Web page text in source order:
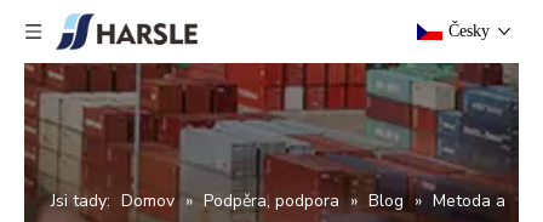
Česky
Jsi tady: Domov » Podpěra, podpora » Blog » Metoda a